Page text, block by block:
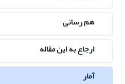
هم رسانی
ارجاع به این مقاله
آمار